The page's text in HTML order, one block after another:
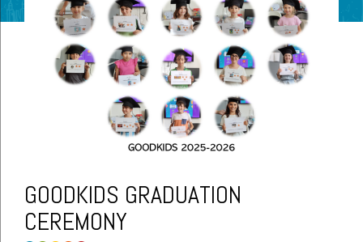
GOODKIDS GRADUATION
CEREMONY